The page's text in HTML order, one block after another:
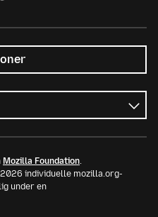
Mozilla Foundation.
individuelle mozilla.org-
under en